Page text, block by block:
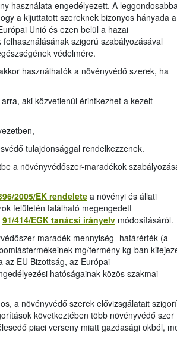
használata engedélyezett. A
a kijuttatott szereknek bizonyos hányada a
Unió és ezen belül a hazai
szigorú szabályozásával
védelmére.
használhatók a növényvédő szerek, ha
aki közvetlenül érintkezhet a kezelt
tulajdonsággal rendelkezzenek.
a növényvédőszer-maradékok
2005/EK rendeletea növényi és állati
felületén található megengedett
91/414/EGK tanácsi irányelvmódosításáról.
maradék mennyiség -határérték (a
mg/termény kg-ban
EU Bizottság, az Európai
hatóságainak közös szakmai
a növényvédő szerek elővizsgálatait
következtében több növényvédő szer
piaci verseny miatt gazdasági okból,